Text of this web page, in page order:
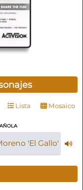
Lista Mosaico
'El Gallo'